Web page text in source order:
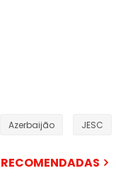
Azerbaijão JESC
RECOMENDADAS